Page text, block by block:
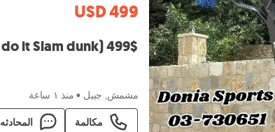
USD 499
499$ movable basketball hoop (just do it Slam dunk)
مشمش, جبيل • منذ ١ ساعة
مكالمة المحادثه